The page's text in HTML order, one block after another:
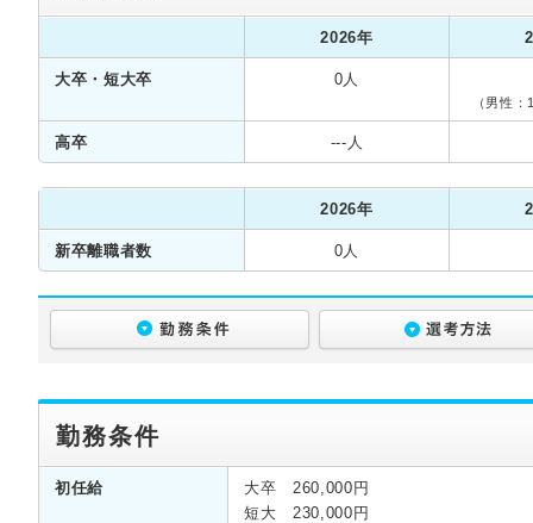
2026年
大卒・短大卒 0人
（男性
高卒 ---人
2026年
新卒離職者数 0人
勤務条件
初任給
大卒 260,000円
短大 230,000円